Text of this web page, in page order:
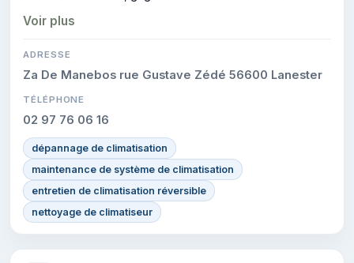
interventions réalisées.
Voir plus
ADRESSE
Za De Manebos rue Gustave Zédé 56600 Lanester
TÉLÉPHONE
02 97 76 06 16
dépannage de climatisation
maintenance de système de climatisation
entretien de climatisation réversible
nettoyage de climatiseur